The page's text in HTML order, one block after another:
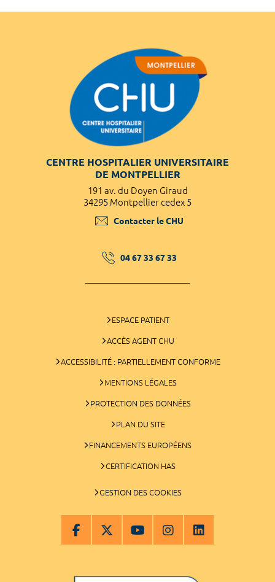
CENTRE HOSPITALIER UNIVERSITAIRE
DE MONTPELLIER
191 av. du Doyen Giraud
34295 Montpellier cedex 5
Contacter le CHU
04 67 33 67 33
ESPACE PATIENT
ACCÈS AGENT CHU
ACCESSIBILITÉ : PARTIELLEMENT CONFORME
MENTIONS LÉGALES
PROTECTION DES DONNÉES
PLAN DU SITE
FINANCEMENTS EUROPÉENS
CERTIFICATION HAS
GESTION DES COOKIES